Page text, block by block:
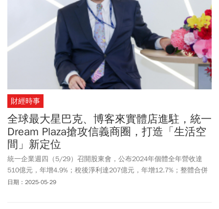
財經時事
全球最大星巴克、博客來實體店進駐，統一
Dream Plaza搶攻信義商圈，打造「生活空
間」新定位
統一企業週四（5/29）召開股東會，公布2024年個體全年營收達
510億元，年增4.9%；稅後淨利達207億元，年增12.7%；整體合併
營收達6,576億元。
日期：2025-05-29